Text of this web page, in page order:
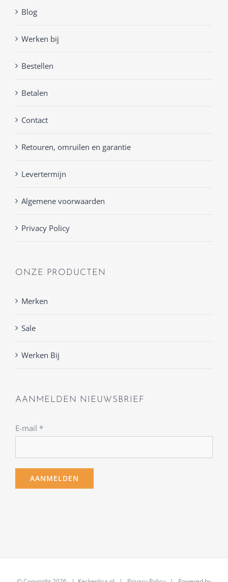
Blog
Werken bij
Bestellen
Betalen
Contact
Retouren, omruilen en garantie
Levertermijn
Algemene voorwaarden
Privacy Policy
ONZE PRODUCTEN
Merken
Sale
Werken Bij
AANMELDEN NIEUWSBRIEF
E-mail *